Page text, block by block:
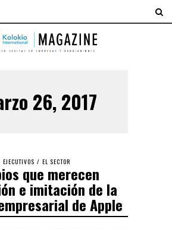
26, 2017
EJECUTIVOS / EL SECTOR
que merecen
e imitación de la
de Apple